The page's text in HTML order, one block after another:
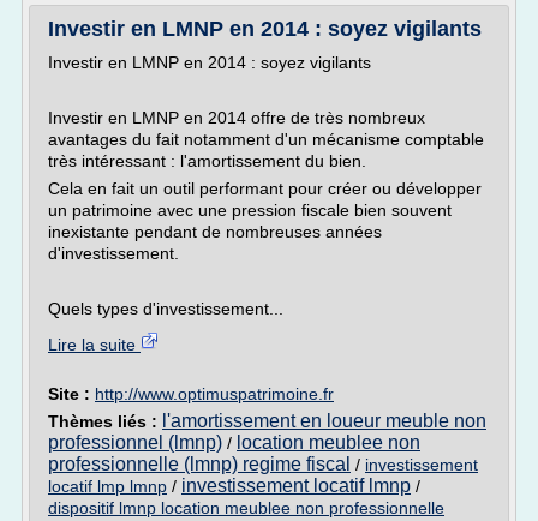
Investir en LMNP en 2014 : soyez vigilants
Investir en LMNP en 2014 : soyez vigilants
Investir en LMNP en 2014 offre de très nombreux
avantages du fait notamment d'un mécanisme comptable
très intéressant : l'amortissement du bien.
Cela en fait un outil performant pour créer ou développer
un patrimoine avec une pression fiscale bien souvent
inexistante pendant de nombreuses années
d'investissement.
Quels types d'investissement...
Lire la suite
Site : http://www.optimuspatrimoine.fr
Thèmes liés : l'amortissement en loueur meuble non
professionnel (lmnp) / location meublee non
professionnelle (lmnp) regime fiscal / investissement
locatif lmp lmnp / investissement locatif lmnp /
dispositif lmnp location meublee non professionnelle